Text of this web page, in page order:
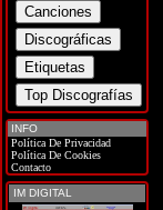
INFO
Política De Privacidad
Política De Cookies
Contacto
IM DIGITAL